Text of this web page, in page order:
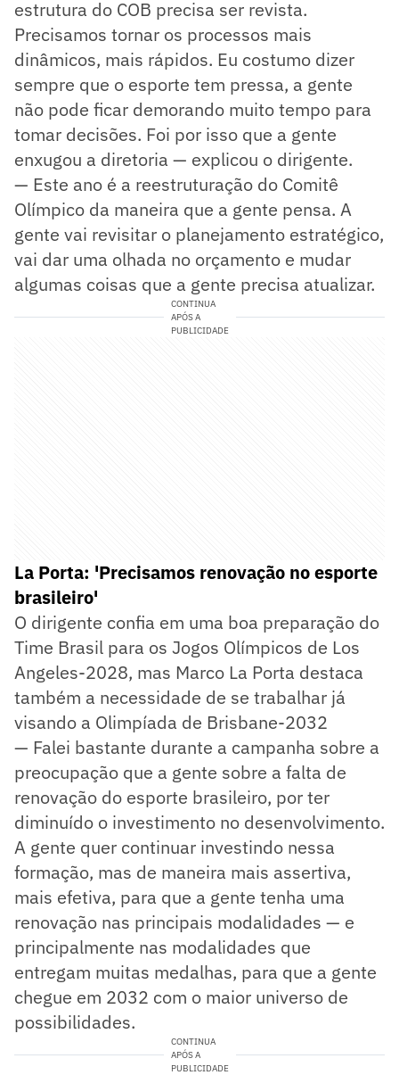
estrutura do COB precisa ser revista.
Precisamos tornar os processos mais
dinâmicos, mais rápidos. Eu costumo dizer
sempre que o esporte tem pressa, a gente
não pode ficar demorando muito tempo para
tomar decisões. Foi por isso que a gente
enxugou a diretoria — explicou o dirigente.
— Este ano é a reestruturação do Comitê
Olímpico da maneira que a gente pensa. A
gente vai revisitar o planejamento estratégico,
vai dar uma olhada no orçamento e mudar
algumas coisas que a gente precisa atualizar.
CONTINUA
APÓS A
PUBLICIDADE
La Porta: 'Precisamos renovação no esporte
brasileiro'
O dirigente confia em uma boa preparação do
Time Brasil para os Jogos Olímpicos de Los
Angeles-2028, mas Marco La Porta destaca
também a necessidade de se trabalhar já
visando a Olimpíada de Brisbane-2032
— Falei bastante durante a campanha sobre a
preocupação que a gente sobre a falta de
renovação do esporte brasileiro, por ter
diminuído o investimento no desenvolvimento.
A gente quer continuar investindo nessa
formação, mas de maneira mais assertiva,
mais efetiva, para que a gente tenha uma
renovação nas principais modalidades — e
principalmente nas modalidades que
entregam muitas medalhas, para que a gente
chegue em 2032 com o maior universo de
possibilidades.
CONTINUA
APÓS A
PUBLICIDADE